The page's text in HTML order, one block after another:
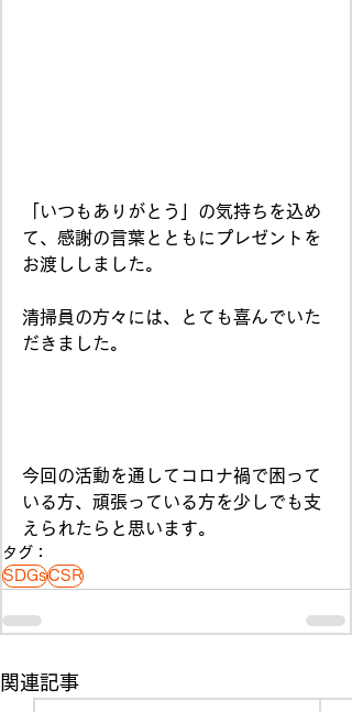
「いつもありがとう」の気持ちを込め
て、感謝の言葉とともにプレゼントを
お渡ししました。
清掃員の方々には、とても喜んでいた
だきました。
今回の活動を通してコロナ禍で困って
いる方、頑張っている方を少しでも支
えられたらと思います。
タグ：
SDGsCSR
関連記事